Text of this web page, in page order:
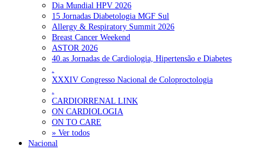
Estudantes de Medicina representados na 79.ª World Health
Assembly 6 de Agosto, 2026
SCORA X-Change Portugal promove formação internacional
em saúde sexual e reprodutiva 6 de Agosto, 2026
ANEM reúne com coordenador do Pacto Estratégico para a
Saúde
Sindicato diz que nova carreira de médicos dentistas reforça
estabilidade no SNS
Dia Mundial HPV 2026
15 Jornadas Diabetologia MGF Sul
Allergy & Respiratory Summit 2026
Breast Cancer Weekend
ASTOR 2026
40.as Jornadas de Cardiologia, Hipertensão e Diabetes
.
XXXIV Congresso Nacional de Coloproctologia
.
CARDIORRENAL LINK
ON CARDIOLOGIA
ON TO CARE
» Ver todos
Nacional